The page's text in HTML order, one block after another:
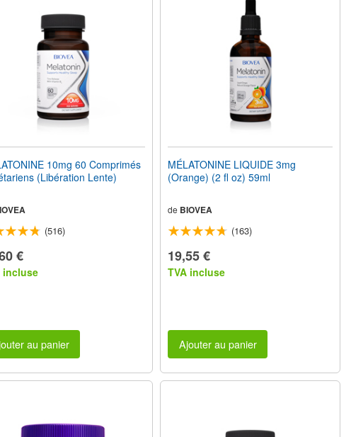
10mg 60 Comprimés
(Libération Lente)
(516)
€
incluse
au panier
MÉLATONINE LIQUIDE 3mg
(Orange) (2 fl oz) 59ml
de BIOVEA
(163)
19,55 €
TVA incluse
Ajouter au panier